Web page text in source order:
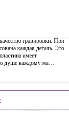
гравировки. При
каждая деталь. Это
имеет
душе каждому ма…